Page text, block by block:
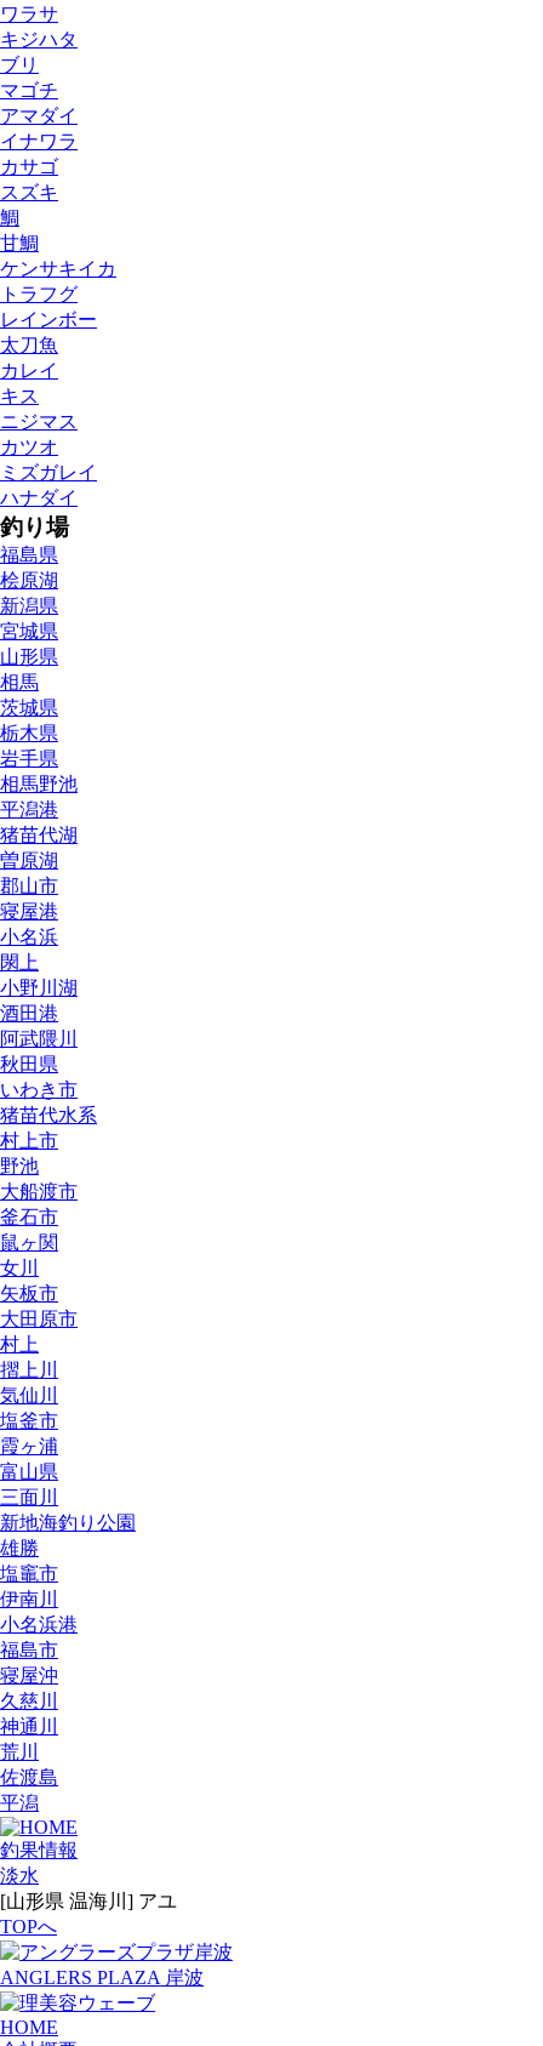
ワラサ
キジハタ
ブリ
マゴチ
アマダイ
イナワラ
カサゴ
スズキ
鯛
甘鯛
ケンサキイカ
トラフグ
レインボー
太刀魚
カレイ
キス
ニジマス
カツオ
ミズガレイ
ハナダイ
釣り場
福島県
桧原湖
新潟県
宮城県
山形県
相馬
茨城県
栃木県
岩手県
相馬野池
平潟港
猪苗代湖
曽原湖
郡山市
寝屋港
小名浜
閖上
小野川湖
酒田港
阿武隈川
秋田県
いわき市
猪苗代水系
村上市
野池
大船渡市
釜石市
鼠ヶ関
女川
矢板市
大田原市
村上
摺上川
気仙川
塩釜市
霞ヶ浦
富山県
三面川
新地海釣り公園
雄勝
塩竈市
伊南川
小名浜港
福島市
寝屋沖
久慈川
神通川
荒川
佐渡島
平潟
釣果情報
淡水
[山形県 温海川] アユ
TOPへ
ANGLERS PLAZA 岸波
HOME